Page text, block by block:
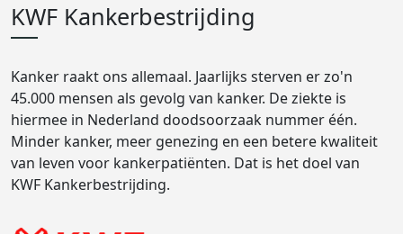
KWF Kankerbestrijding
Kanker raakt ons allemaal. Jaarlijks sterven er zo'n
45.000 mensen als gevolg van kanker. De ziekte is
hiermee in Nederland doodsoorzaak nummer één.
Minder kanker, meer genezing en een betere kwaliteit
van leven voor kankerpatiënten. Dat is het doel van
KWF Kankerbestrijding.